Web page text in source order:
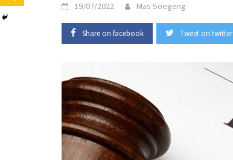
19/07/2022 Mas Soegeng
Share on facebook Tweet on twitter